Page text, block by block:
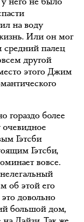
на воду
Или он мог
средний палец
другой
этого Джим
гораздо более
Гэтсби
Гэтсби,
вовсе.
об этой его
довольно
большой дом,